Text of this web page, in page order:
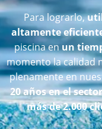
Para lograrlo,
altamente
piscina en un
momento la calidad
plenamente en
20 años en el sector
más de 2.000